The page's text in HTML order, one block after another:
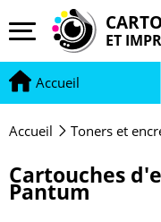
ET
Accueil
Accueil Toners et
Cartouches
Pantum